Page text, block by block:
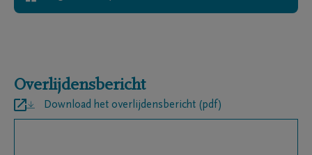
Overlijdensbericht
Download het overlijdensbericht (pdf)